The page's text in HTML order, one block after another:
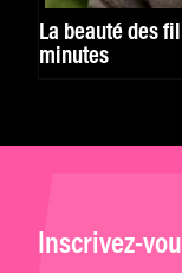
La beauté des
minutes
Inscrivez-